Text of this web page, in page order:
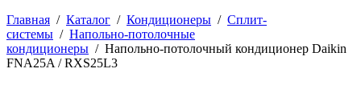
Главная / Каталог / Кондиционеры / Сплит-
системы / Напольно-потолочные
кондиционеры / Напольно-потолочный кондиционер Daikin
FNA25A / RXS25L3